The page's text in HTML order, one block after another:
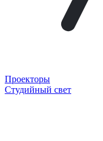
Проекторы
Студийный свет